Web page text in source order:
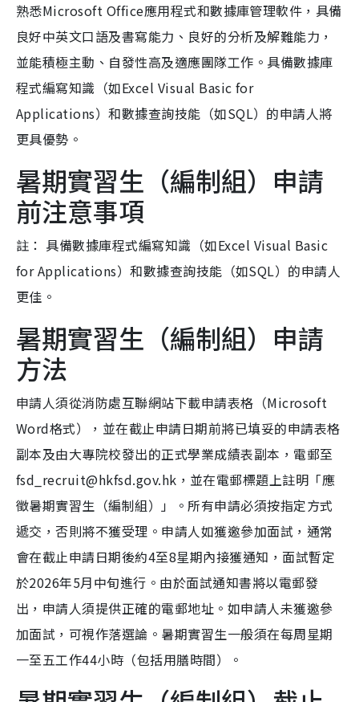
熟悉Microsoft Office應用程式和數據庫管理軟件，具備
良好中英文口語及書寫能力、良好的分析及解難能力，
並能積極主動、自發性高及適應團隊工作。具備數據庫
程式編寫知識（如Excel Visual Basic for
Applications）和數據查詢技能（如SQL）的申請人將
更具優勢。
暑期實習生（編制組）申請
前注意事項
註： 具備數據庫程式編寫知識（如Excel Visual Basic
for Applications）和數據查詢技能（如SQL）的申請人
更佳。
暑期實習生（編制組）申請
方法
申請人須從消防處互聯網站下載申請表格（Microsoft
Word格式），並在截止申請日期前將已填妥的申請表格
副本及由大專院校發出的正式學業成績表副本，電郵至
fsd_recruit@hkfsd.gov.hk，並在電郵標題上註明「應
徵暑期實習生（編制組）」。所有申請必須按指定方式
遞交，否則將不獲受理。申請人如獲邀參加面試，通常
會在截止申請日期後約4至8星期內接獲通知，面試暫定
於2026年5月中旬進行。由於面試通知書將以電郵發
出，申請人須提供正確的電郵地址。如申請人未獲邀參
加面試，可視作落選論。暑期實習生一般須在每周星期
一至五工作44小時（包括用膳時間）。